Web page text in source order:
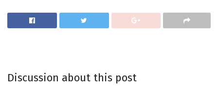
Discussion about this post